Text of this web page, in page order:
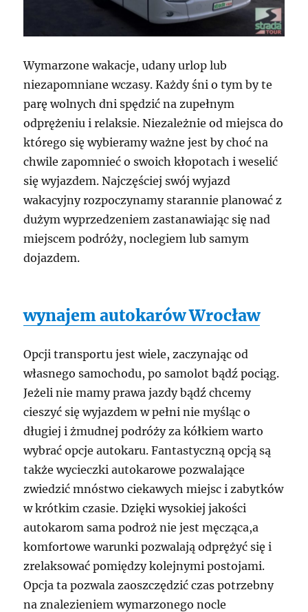
Wymarzone wakacje, udany urlop lub
niezapomniane wczasy. Każdy śni o tym by te
parę wolnych dni spędzić na zupełnym
odprężeniu i relaksie. Niezależnie od miejsca do
którego się wybieramy ważne jest by choć na
chwile zapomnieć o swoich kłopotach i weselić
się wyjazdem. Najczęściej swój wyjazd
wakacyjny rozpoczynamy starannie planować z
dużym wyprzedzeniem zastanawiając się nad
miejscem podróży, noclegiem lub samym
dojazdem.
wynajem autokarów Wrocław
Opcji transportu jest wiele, zaczynając od
własnego samochodu, po samolot bądź pociąg.
Jeżeli nie mamy prawa jazdy bądź chcemy
cieszyć się wyjazdem w pełni nie myśląc o
długiej i żmudnej podróży za kółkiem warto
wybrać opcje autokaru. Fantastyczną opcją są
także wycieczki autokarowe pozwalające
zwiedzić mnóstwo ciekawych miejsc i zabytków
w krótkim czasie. Dzięki wysokiej jakości
autokarom sama podroż nie jest męcząca,a
komfortowe warunki pozwalają odprężyć się i
zrelaksować pomiędzy kolejnymi postojami.
Opcja ta pozwala zaoszczędzić czas potrzebny
na znalezieniem wymarzonego nocle